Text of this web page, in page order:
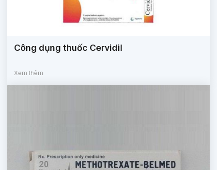
Công dụng thuốc Cervidil
Xem thêm